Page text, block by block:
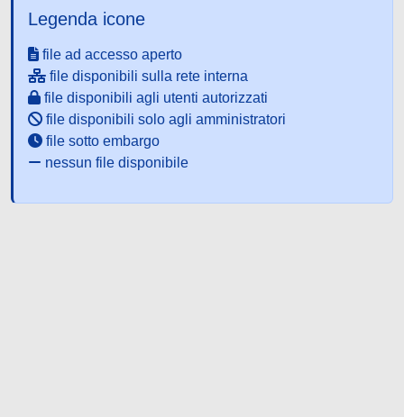
Legenda icone
file ad accesso aperto
file disponibili sulla rete interna
file disponibili agli utenti autorizzati
file disponibili solo agli amministratori
file sotto embargo
nessun file disponibile